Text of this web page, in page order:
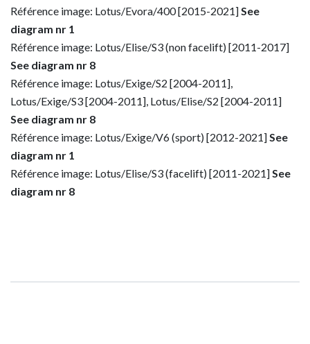
Référence image: Lotus/Evora/400 [2015-2021] See
diagram nr 1
Référence image: Lotus/Elise/S3 (non facelift) [2011-2017]
See diagram nr 8
Référence image: Lotus/Exige/S2 [2004-2011],
Lotus/Exige/S3 [2004-2011], Lotus/Elise/S2 [2004-2011]
See diagram nr 8
Référence image: Lotus/Exige/V6 (sport) [2012-2021] See
diagram nr 1
Référence image: Lotus/Elise/S3 (facelift) [2011-2021] See
diagram nr 8